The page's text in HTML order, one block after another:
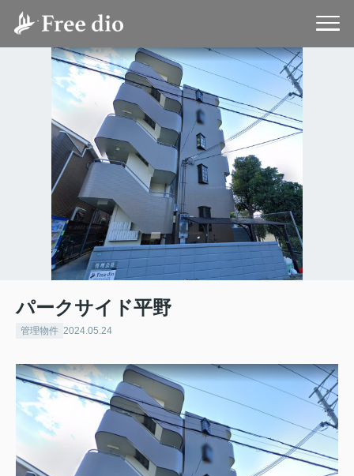
パークサイド平野
管理物件 2024.05.24